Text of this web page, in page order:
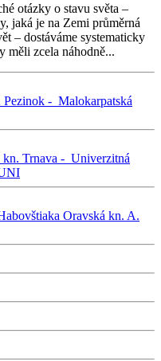
otázky o stavu světa –
jaká je na Zemi průměrná
– dostáváme systematicky
měli zcela náhodně...
Pezinok - Malokarpatská
kn. Trnava - Univerzitná
Oravská kn. A.